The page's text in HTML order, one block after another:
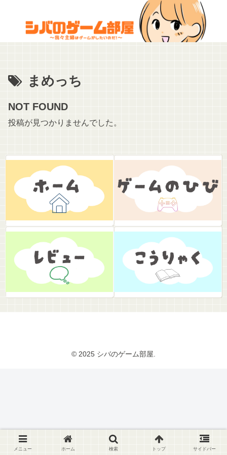
まめっち
NOT FOUND
投稿が見つかりませんでした。
© 2025 シバのゲーム部屋.
メニュー ホーム 検索 トップ サイドバー